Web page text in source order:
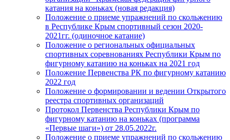
катания на коньках (новая редакция)
Положение о приеме упражнений по скольжению
в Республике Крым спортивный сезон 2020-
2021гг. (одиночное катание)
Положение о региональных официальных
спортивных соревнованиях Республики Крым по
фигурному катанию на коньках на 2021 год
Положение Первенства РК по фигурному катанию
2022 год
Положение о формировании и ведении Открытого
реестра спортивных организаций
Протокол Первенства Республики Крым по
фигурному катанию на коньках (программа
«Первые шаги») от 28.05.2022г.
Положение о приеме упражнений по скольжению